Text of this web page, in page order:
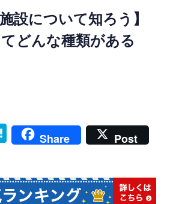
設について知ろう】
どんな種類がある
H
a
Share Post